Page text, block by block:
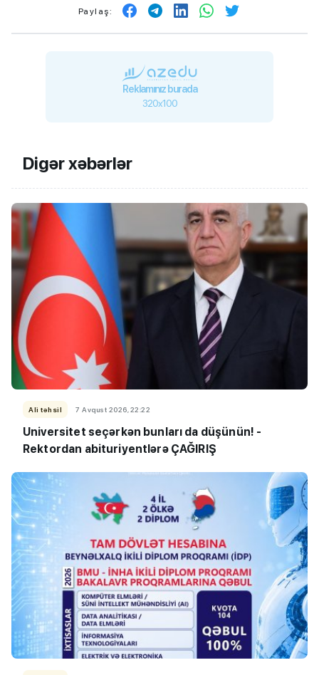
Paylaş:
Reklamınız burada
320x100
Digər xəbərlər
Ali təhsil 7 Avqust 2026, 22:22
Universitet seçərkən bunları da düşünün! -
Rektordan abituriyentlərə ÇAĞIRIŞ